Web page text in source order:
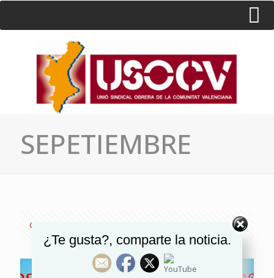
SEPETIEMBRE
Categories Show all
¿Te gusta?, comparte la noticia.